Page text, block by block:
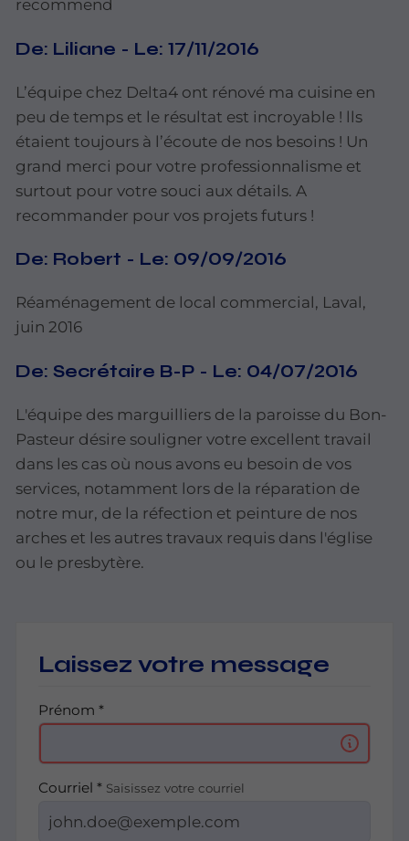
recommend
De: Liliane - Le: 17/11/2016
L’équipe chez Delta4 ont rénové ma cuisine en
peu de temps et le résultat est incroyable ! lls
étaient toujours à l’écoute de nos besoins ! Un
grand merci pour votre professionnalisme et
surtout pour votre souci aux détails. A
recommander pour vos projets futurs !
De: Robert - Le: 09/09/2016
Réaménagement de local commercial, Laval,
juin 2016
De: Secrétaire B-P - Le: 04/07/2016
L'équipe des marguilliers de la paroisse du Bon-
Pasteur désire souligner votre excellent travail
dans les cas où nous avons eu besoin de vos
services, notamment lors de la réparation de
notre mur, de la réfection et peinture de nos
arches et les autres travaux requis dans l'église
ou le presbytère.
Laissez votre message
Prénom *
Courriel * Saisissez votre courriel